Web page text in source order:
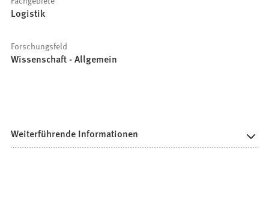
Logistik
Forschungsfeld
Wissenschaft - Allgemein
Weiterführende Informationen